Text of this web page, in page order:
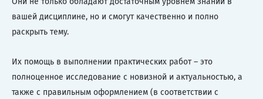
вашей дисциплине, но и смогут качественно и полно
раскрыть тему.
Их помощь в выполнении практических работ – это
полноценное исследование с новизной и актуальностью, а
также с правильным оформлением (в соответствии с